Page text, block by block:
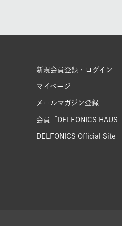
新規会員登録・ログイン
マイページ
メールマガジン登録
会員「DELFONICS HAUS」
DELFONICS Official Site